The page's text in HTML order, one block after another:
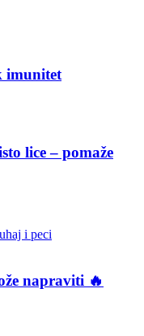
imunitet
lice – pomaže
napraviti 🔥